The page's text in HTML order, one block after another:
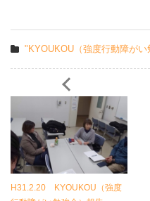
"KYOUKOU（強度行動障が
H31.2.20 KYOUKOU（強度